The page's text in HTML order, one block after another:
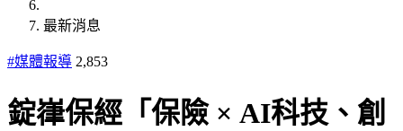
最新消息
#媒體報導 2,853
錠嵂保經「保險 × AI科技、創